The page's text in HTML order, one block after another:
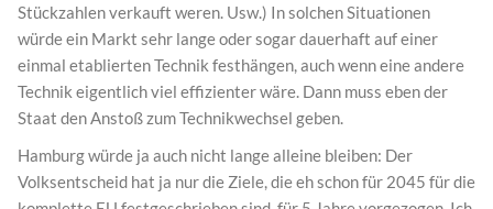
Stückzahlen verkauft weren. Usw.) In solchen Situationen
würde ein Markt sehr lange oder sogar dauerhaft auf einer
einmal etablierten Technik festhängen, auch wenn eine andere
Technik eigentlich viel effizienter wäre. Dann muss eben der
Staat den Anstoß zum Technikwechsel geben.
Hamburg würde ja auch nicht lange alleine bleiben: Der
Volksentscheid hat ja nur die Ziele, die eh schon für 2045 für die